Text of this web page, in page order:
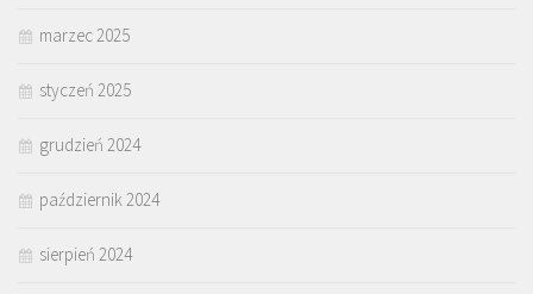
marzec 2025
styczeń 2025
grudzień 2024
październik 2024
sierpień 2024